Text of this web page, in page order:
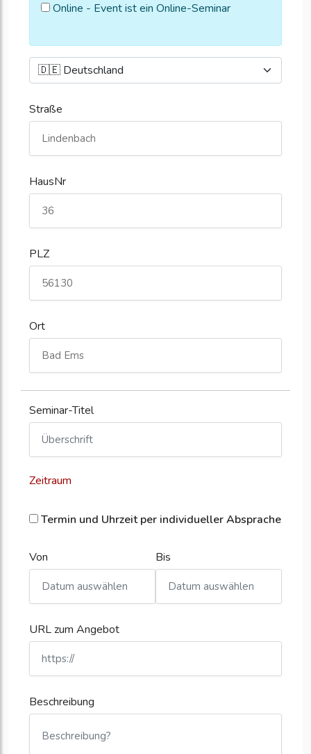
Online - Event ist ein Online-Seminar
Straße
HausNr
PLZ
Ort
Seminar-Titel
Zeitraum
Termin und Uhrzeit per individueller Absprache
Von Bis
URL zum Angebot
Beschreibung